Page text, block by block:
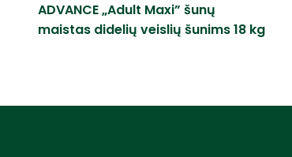
ADVANCE „Adult Maxi” šunų
maistas didelių veislių šunims 18 kg